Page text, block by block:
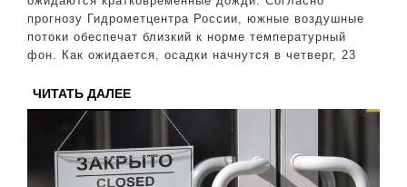
прогнозу Гидрометцентра России, южные воздушные
потоки обеспечат близкий к норме температурный
фон. Как ожидается, осадки начнутся в четверг, 23
ЧИТАТЬ ДАЛЕЕЧИТАТЬ
ДАЛЕЕ